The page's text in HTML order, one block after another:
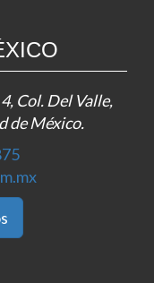
Col. Del Valle,
de México.